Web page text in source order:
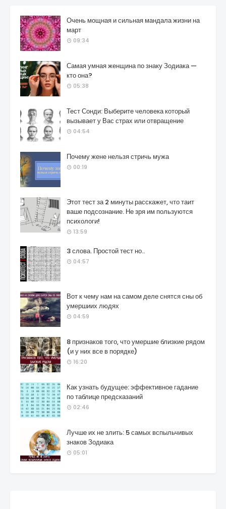
Очень мощная и сильная мандала жизни на
март
09:34
Самая умная женщина по знаку Зодиака —
кто она?
05:38
Тест Сонди: Выберите человека который
вызывает у Вас страх или отвращение
04:54
Почему жене нельзя стричь мужа
00:19
Этот тест за 2 минуты расскажет, что таит
ваше подсознание. Не зря им пользуются
психологи!
13:59
3 слова. Простой тест но..
04:57
Вот к чему нам на самом деле снятся сны об
умершиих людях
04:59
8 признаков того, что умершие близкие рядом
(и у них все в порядке)
16:20
Как узнать будущее: эффективное гадание
по таблице предсказаний
02:46
Лучше их не злить: 5 самых вспыльчивых
знаков Зодиака
05:01